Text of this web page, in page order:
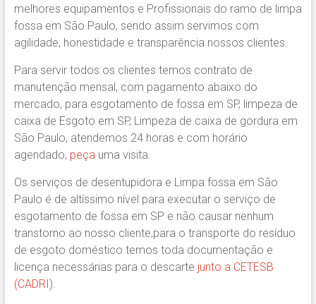
melhores equipamentos e Profissionais do ramo de limpa
fossa em São Paulo, sendo assim servimos com
agilidade, honestidade e transparência nossos clientes.
Para servir todos os clientes temos contrato de
manutenção mensal, com pagamento abaixo do
mercado, para esgotamento de fossa em SP, limpeza de
caixa de Esgoto em SP, Limpeza de caixa de gordura em
São Paulo, atendemos 24 horas e com horário
agendado, peçauma visita.
Os serviços de desentupidora e Limpa fossa em São
Paulo é de altíssimo nível para executar o serviço de
esgotamento de fossa em SP e não causar nenhum
transtorno ao nosso cliente,para o transporte do resíduo
de esgoto doméstico temos toda documentação e
licença necessárias para o descarte junto a CETESB
(CADRI ).